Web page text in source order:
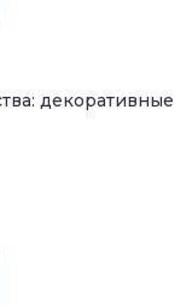
декоративные